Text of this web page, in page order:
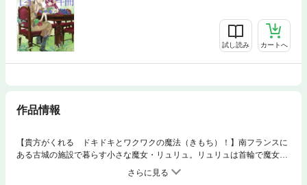
試し読み カートへ
作品情報
【貴方がくれる ドキドキとワクワクの魔法（きもち）！】南フランスに
ある古城の施設で暮らす小さな魔女・リュリュ。リュリュは首輪で魔女の
力を抑えられ、外の世界から閉ざされた生活を送っていた。そんな彼女の
下にやって来た、新しい保育士・カミロ。彼と過ごす毎日は、これまでの